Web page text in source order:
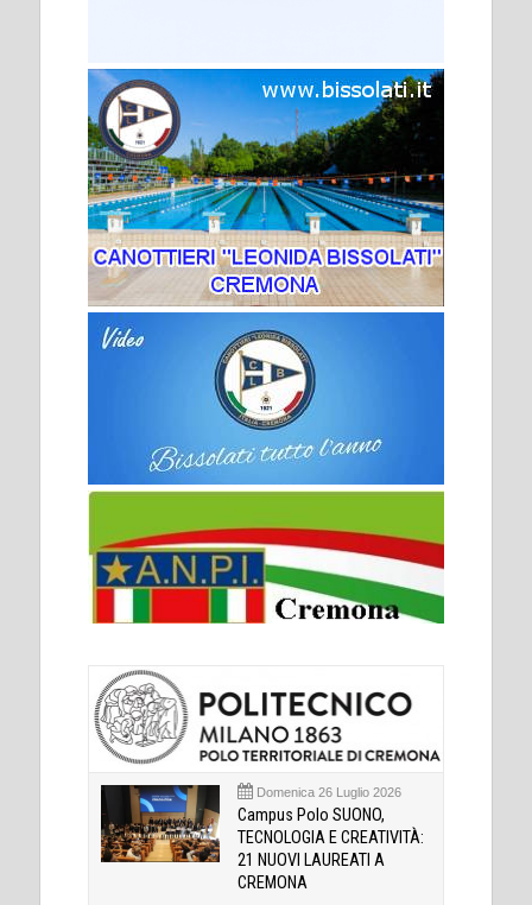
Domenica 26 Luglio 2026
Campus Polo SUONO,
TECNOLOGIA E CREATIVITÀ:
21 NUOVI LAUREATI A
CREMONA